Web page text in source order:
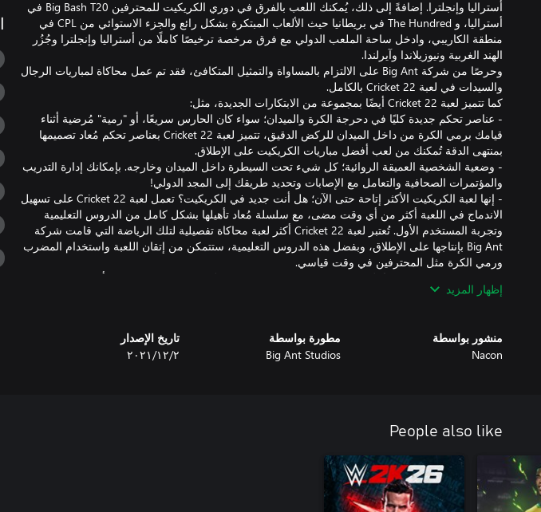
أستراليا وإنجلترا. إضافةً إلى ذلك، يُمكنك اللعب بالفرق في دوري الكريكيت للمحترفين Big Bash T20 في
أستراليا، و The Hundred في بريطانيا حيث الألعاب المبتكرة بشكل رائع والجزء الاستوائي من CPL في
منطقة الكاريبي، وادخل ساحة الملعب الدولي مع فرق مرخصة ترخيصًا كاملًا من أستراليا وإنجلترا وجُزُر
وحرصًا من شركة Big Ant على الالتزام بالمساواة والتمثيل المتكافئ، فقد تم عمل محاكاة لمباريات الرجال
- عناصر تحكم جديدة كليًا في دحرجة الكرة والميدان؛ سواء كان الحارس سريعًا، أو "رمية" مُرضية أثناء
قيامك برمي الكرة من داخل الميدان للركض الدقيق، تتميز لعبة Cricket 22 بعناصر تحكم مُعاد تصميمها
- وضعية الشخصية العميقة الروائية؛ كل شيء تحت السيطرة داخل الميدان وخارجه. بإمكانك إدارة التدريب
- إنها لعبة الكريكيت الأكثر إتاحة حتى الآن؛ هل أنت جديد في الكريكيت؟ تعمل لعبة Cricket 22 على تسهيل
الاندماج في اللعبة أكثر من أي وقت مضى، مع سلسلة مُعاد تأهيلها بشكل كامل من الدروس التعليمية
وتجربة المستخدم الأول. تُعتبر لعبة Cricket 22 أكثر لعبة محاكاة تفصيلية لتلك الرياضة التي قامت شركة
Big Ant بإنتاجها على الإطلاق، وبفضل هذه الدروس التعليمية، ستتمكن من إتقان اللعبة واستخدام المضرب
- وفريق تعليق جديد كليًا؛ تُقدّم لعبة Cricket 22 فريق تعليق مدجّج بالنجوم مثل ميكائيل أثيرتون وإيان هيلي
وميل جونز وأليسون ميتشيل وديفيد جوير. يصحب كل رمية تفصيل عميق وتحليق رائع أكثر من أي وقت
- لعبة الكريكيت الأجمل في الشكل على الإطلاق؛ تستفيد لعبة Cricket 22 استفادة كاملة من إمكانيات
أحدث جيل من الأجهزة والأدوات. حيث لا تقتصر اللعبة على التحميل بسرعة البرق وإدخالك في الأجواء
إظهار المزيد
منشور بواسطة
Nacon
مطورة بواسطة
Big Ant Studios
تاريخ الإصدار
٢‏/١٢‏/٢٠٢١
People also like